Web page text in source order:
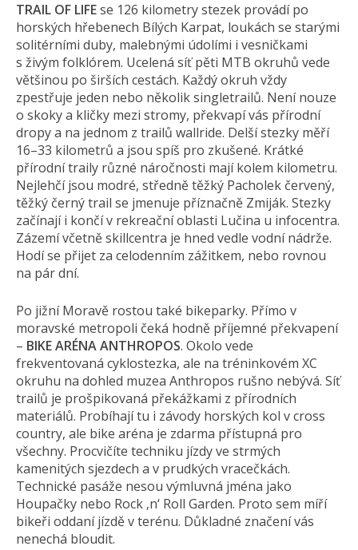
TRAIL OF LIFEse 126 kilometry stezek provádí po
horských hřebenech Bílých Karpat, loukách se starými
solitérními duby, malebnými údolími i vesničkami
s živým folklórem. Ucelená síť pěti MTB okruhů vede
většinou po širších cestách. Každý okruh vždy
zpestřuje jeden nebo několik singletrailů. Není nouze
o skoky a kličky mezi stromy, překvapí vás přírodní
dropy a na jednom z trailů wallride. Delší stezky měří
16–33 kilometrů a jsou spíš pro zkušené. Krátké
přírodní traily různé náročnosti mají kolem kilometru.
Nejlehčí jsou modré, středně těžký Pacholek červený,
těžký černý trail se jmenuje příznačně Zmiják. Stezky
začínají i končí v rekreační oblasti Lučina u infocentra.
Zázemí včetně skillcentra je hned vedle vodní nádrže.
Hodí se přijet za celodenním zážitkem, nebo rovnou
na pár dní.
Po jižní Moravě rostou také bikeparky. Přímo v
moravské metropoli čeká hodně příjemné překvapení
– BIKE ARÉNA ANTHROPOS. Okolo vede
frekventovaná cyklostezka, ale na tréninkovém XC
okruhu na dohled muzea Anthropos rušno nebývá. Síť
trailů je prošpikovaná překážkami z přírodních
materiálů. Probíhají tu i závody horských kol v cross
country, ale bike aréna je zdarma přístupná pro
všechny. Procvičíte techniku jízdy ve strmých
kamenitých sjezdech a v prudkých vracečkách.
Technické pasáže nesou výmluvná jména jako
Houpačky nebo Rock ‚n‘ Roll Garden. Proto sem míří
bikeři oddaní jízdě v terénu. Důkladné značení vás
nenechá bloudit.